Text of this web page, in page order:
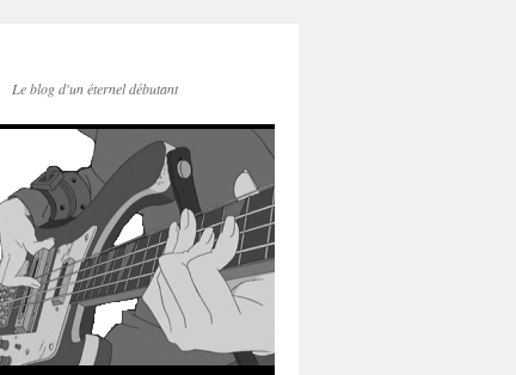
Le blog d'un éternel débutant